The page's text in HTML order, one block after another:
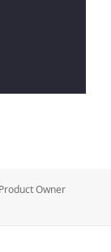
Tagi
Product Owner